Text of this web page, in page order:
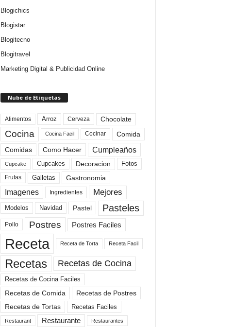
Blogichics
Blogistar
Blogitecno
Blogitravel
Marketing Digital & Publicidad Online
Nube de Etiquetas
Alimentos Arroz Cerveza Chocolate
Cocina Cocina Facil Cocinar
Comida
Comidas
Como Hacer Cumpleaños
Cupcake Cupcakes Decoracion Fotos
Frutas Galletas Gastronomia
Imagenes Ingredientes Mejores
Modelos Navidad Pastel Pasteles
Pollo Postres Postres Faciles
Receta Receta de Torta Receta Facil
Recetas Recetas de Cocina
Recetas de Cocina Faciles
Recetas de Comida
Recetas de Postres
Recetas de Tortas
Recetas Faciles
Restaurant Restaurante Restaurantes